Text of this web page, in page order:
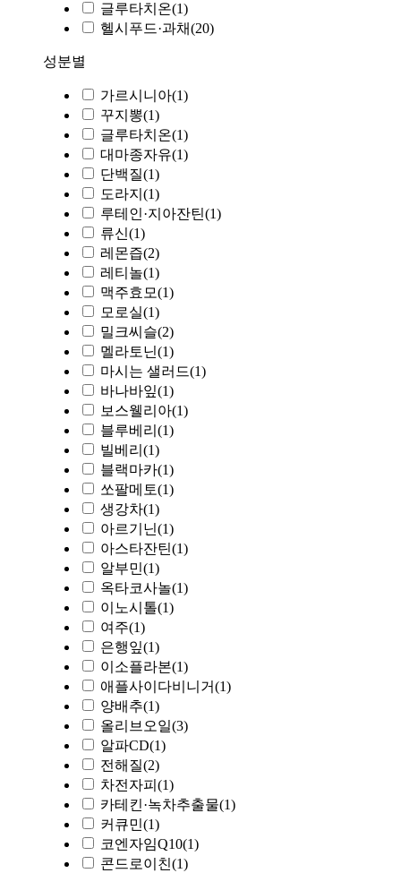
글루타치온(1)
헬시푸드·과채(20)
성분별
가르시니아(1)
꾸지뽕(1)
글루타치온(1)
대마종자유(1)
단백질(1)
도라지 (1)
루테인·지아잔틴(1)
류신(1)
레몬즙(2)
레티놀(1)
맥주효모(1)
모로실(1)
밀크씨슬(2)
멜라토닌(1)
마시는 샐러드(1)
바나바잎(1)
보스웰리아(1)
블루베리 (1)
빌베리 (1)
블랙마카(1)
쏘팔메토(1)
생강차(1)
아르기닌(1)
아스타잔틴(1)
알부민(1)
옥타코사놀(1)
이노시톨(1)
여주(1)
은행잎(1)
이소플라본(1)
애플사이다비니거(1)
양배추(1)
올리브오일(3)
알파CD(1)
전해질(2)
차전자피 (1)
카테킨·녹차추출물(1)
커큐민(1)
코엔자임Q10(1)
콘드로이친(1)